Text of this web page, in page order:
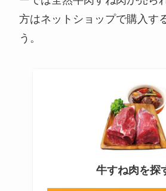
方はネットショップで購入す
う。
牛すね肉を探